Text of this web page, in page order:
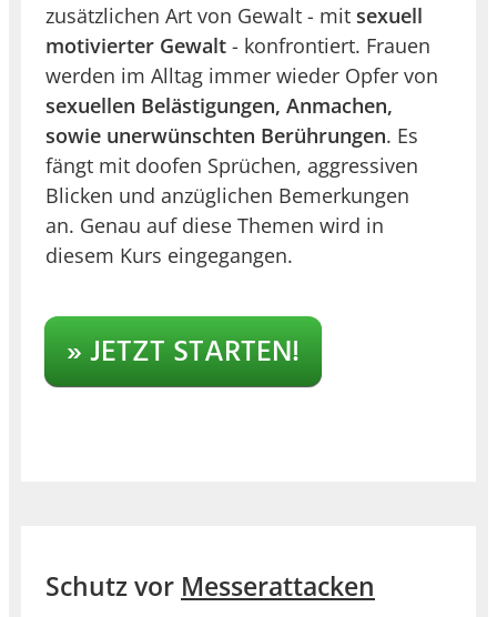
zusätzlichen Art von Gewalt - mit sexuell
motivierter Gewalt - konfrontiert. Frauen
werden im Alltag immer wieder Opfer von
sexuellen Belästigungen, Anmachen,
sowie unerwünschten Berührungen. Es
fängt mit doofen Sprüchen, aggressiven
Blicken und anzüglichen Bemerkungen
an. Genau auf diese Themen wird in
diesem Kurs eingegangen.
» JETZT STARTEN!
Schutz vor Messerattacken